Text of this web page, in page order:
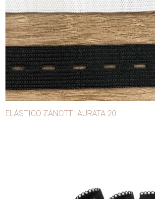
Hilos
Hombreras
Hormillas
Lentejuelas
Máquinas
Matrices
Ojalillos
ELÁSTICO ZANOTTI AURATA 20